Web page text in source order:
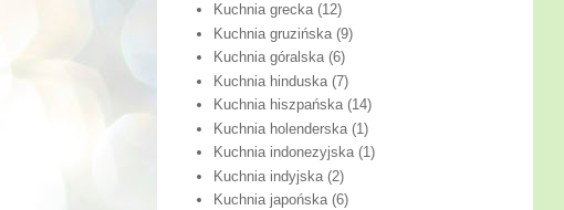
Kuchnia grecka (12)
Kuchnia gruzińska (9)
Kuchnia góralska (6)
Kuchnia hinduska (7)
Kuchnia hiszpańska (14)
Kuchnia holenderska (1)
Kuchnia indonezyjska (1)
Kuchnia indyjska (2)
Kuchnia japońska (6)